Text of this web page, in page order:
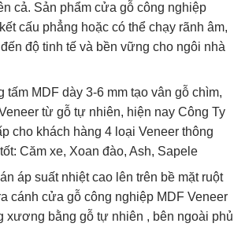
cả. Sản phẩm cửa gỗ công nghiệp
cấu phẳng hoặc có thể chạy rãnh âm,
độ tinh tế và bền vững cho ngôi nhà
tấm MDF dày 3-6 mm tạo vân gỗ chìm,
từ gỗ tự nhiên, hiện nay Công Ty
cho khách hàng 4 loại Veneer thông
Căm xe, Xoan đào, Ash, Sapele
áp suất nhiệt cao lên trên bề mặt ruột
cánh cửa gỗ công nghiệp MDF Veneer
xương bằng gỗ tự nhiên , bên ngoài phủ